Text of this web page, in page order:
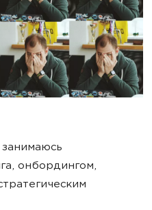
онбордингом,